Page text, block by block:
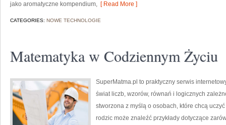
jako aromatyczne kompendium, [ Read More ]
CATEGORIES: NOWE TECHNOLOGIE
Matematyka w Codziennym Życiu
SuperMatma.pl to praktyczny serwis
świat liczb, wzorów, równań i logicznych
stworzona z myślą o osobach, które chcą
rodzic może znaleźć przykłady dotyczące